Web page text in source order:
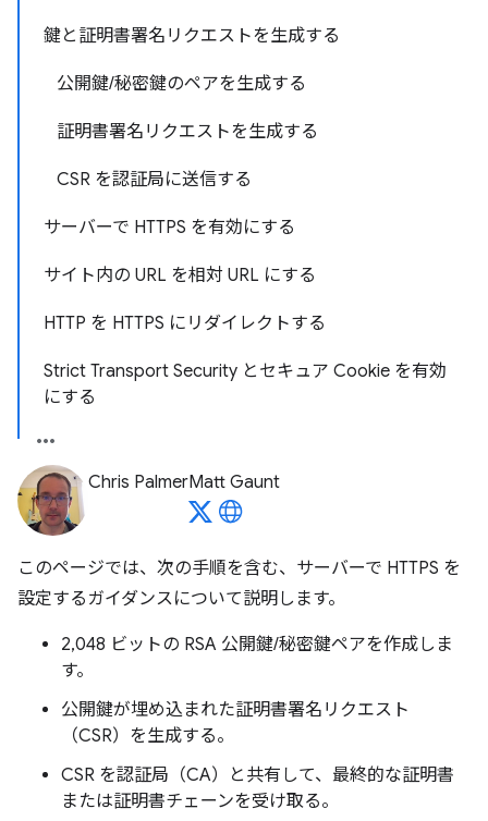
鍵と証明書署名リクエストを生成する
公開鍵/秘密鍵のペアを生成する
証明書署名リクエストを生成する
CSR を認証局に送信する
サーバーで HTTPS を有効にする
サイト内の URL を相対 URL にする
HTTP を HTTPS にリダイレクトする
Strict Transport Security とセキュア Cookie を有効
にする
Chris PalmerMatt Gaunt
このページでは、次の手順を含む、サーバーで HTTPS を
設定するガイダンスについて説明します。
2,048 ビットの RSA 公開鍵/秘密鍵ペアを作成しま
す。
公開鍵が埋め込まれた証明書署名リクエスト
（CSR）を生成する。
CSR を認証局（CA）と共有して、最終的な証明書
または証明書チェーンを受け取る。